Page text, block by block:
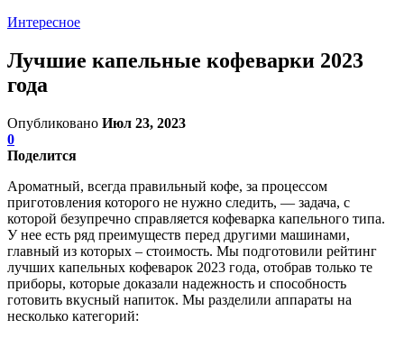
Интересное
Лучшие капельные кофеварки 2023
года
Опубликовано Июл 23, 2023
0
Поделится
Ароматный, всегда правильный кофе, за процессом
приготовления которого не нужно следить, — задача, с
которой безупречно справляется кофеварка капельного типа.
У нее есть ряд преимуществ перед другими машинами,
главный из которых – стоимость. Мы подготовили рейтинг
лучших капельных кофеварок 2023 года, отобрав только те
приборы, которые доказали надежность и способность
готовить вкусный напиток. Мы разделили аппараты на
несколько категорий: